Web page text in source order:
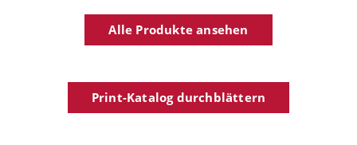
Alle Produkte ansehen
Print-Katalog durchblättern